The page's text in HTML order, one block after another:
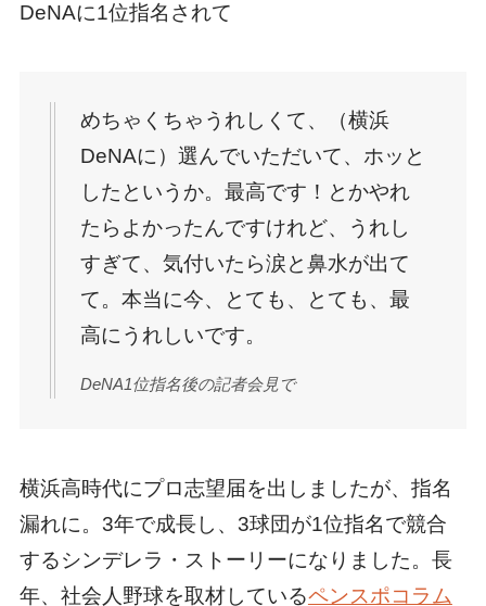
DeNAに1位指名されて
めちゃくちゃうれしくて、（横浜
DeNAに）選んでいただいて、ホッと
したというか。最高です！とかやれ
たらよかったんですけれど、うれし
すぎて、気付いたら涙と鼻水が出て
て。本当に今、とても、とても、最
高にうれしいです。
DeNA1位指名後の記者会見で
横浜高時代にプロ志望届を出しましたが、指名
漏れに。3年で成長し、3球団が1位指名で競合
するシンデレラ・ストーリーになりました。長
年、社会人野球を取材しているペンスポコラム